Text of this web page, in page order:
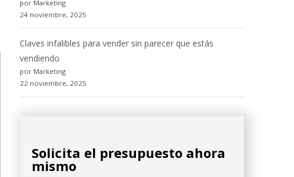
por Marketing
24 noviembre, 2025
Claves infalibles para vender sin parecer que estás
vendiendo
por Marketing
22 noviembre, 2025